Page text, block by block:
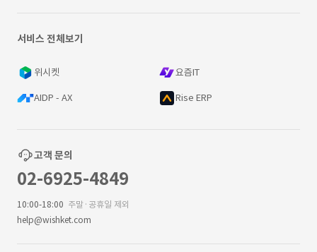
서비스 전체보기
위시켓 요즘IT
AIDP - AX Rise ERP
고객 문의
02-6925-4849
10:00-18:00 주말·공휴일 제외
help@wishket.com